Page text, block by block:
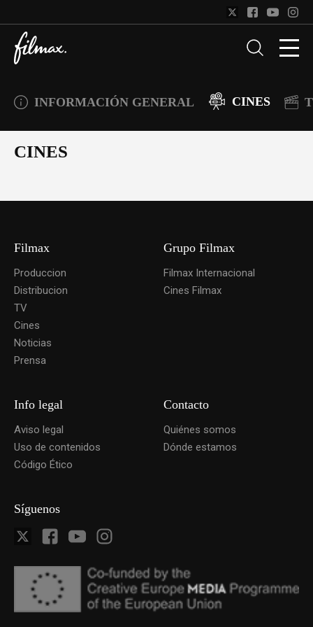
INFORMACIÓN GENERAL CINES
CINES
Filmax
Produccion
Distribucion
TV
Cines
Noticias
Prensa
Grupo Filmax
Filmax Internacional
Cines Filmax
Info legal
Aviso legal
Uso de contenidos
Código Ético
Contacto
Quiénes somos
Dónde estamos
Síguenos